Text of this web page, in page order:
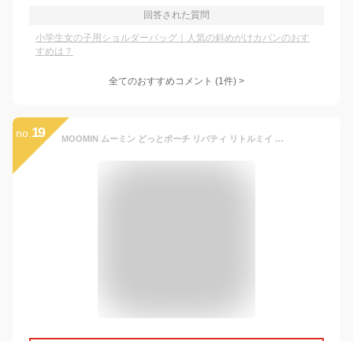
回答された質問
小学生女の子用ショルダーバッグ｜人気の斜めがけカバンのおす
すめは？
全てのおすすめコメント (1件) >
no. 19 MOOMIN ムーミン どっとポーチ リバティ リトルミイ ムーミン＆フローレン タオル ポーチ ファスナー ペットボトルカバー サニタリー 折りたたみ傘ケース 北欧 かわいい 女の子 プレゼント 誕生日 母の日